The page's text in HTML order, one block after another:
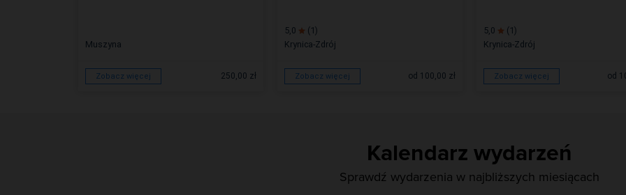
Muszyna
Zobacz więcej 250,00 zł
5,0
(1)
Krynica-Zdrój
Zobacz więcej od 100,00 zł
5,0
(1)
Krynica-Zdrój
Zobacz więcej od
Kalendarz wydarzeń
Sprawdź wydarzenia w najbliższych miesiącach